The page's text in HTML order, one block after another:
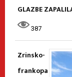
GLAZBE
387
Zrinsko-
frankopa